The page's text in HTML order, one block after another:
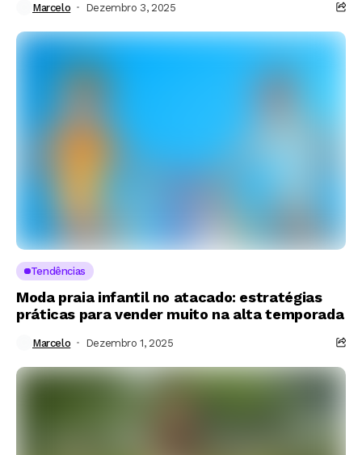
Marcelo Dezembro 3, 2025
Tendências
Moda praia infantil no atacado: estratégias
práticas para vender muito na alta temporada
Marcelo Dezembro 1, 2025